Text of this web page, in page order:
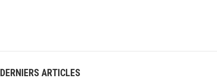
DERNIERS ARTICLES